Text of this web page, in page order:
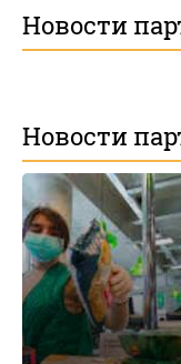
Новости
Новости